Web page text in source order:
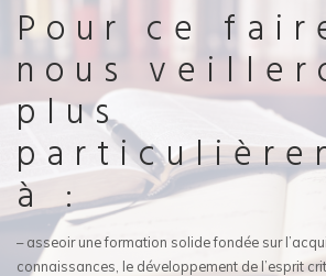
Pour ce
nous
plus
à :
– asseoir une formation solide fondée sur
connaissances, le développement de l’esprit